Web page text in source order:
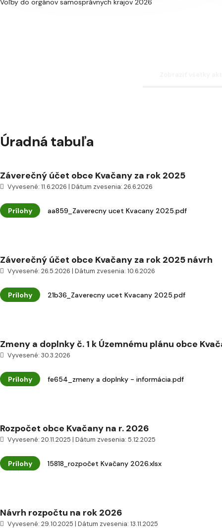
Voľby do orgánov samosprávnych krajov 2026
Úradná tabuľa
Záverečný účet obce Kvačany za rok 2025
Vyvesené: 11.6.2026 | Dátum zvesenia: 26.6.2026
Prílohy aa859_Zaverecny ucet Kvacany 2025.pdf
Záverečný účet obce Kvačany za rok 2025 návrh
Vyvesené: 26.5.2026 | Dátum zvesenia: 10.6.2026
Prílohy 21b36_Zaverecny ucet Kvacany 2025.pdf
Zmeny a doplnky č. 1 k Územnému plánu obce
Vyvesené: 30.3.2026
Prílohy fe654_zmeny a doplnky - informácia.pdf
Rozpočet obce Kvačany na r. 2026
Vyvesené: 20.11.2025 | Dátum zvesenia: 5.12.2025
Prílohy 15818_rozpočet Kvačany 2026.xlsx
Návrh rozpočtu na rok 2026
Vyvesené: 29.10.2025 | Dátum zvesenia: 13.11.2025